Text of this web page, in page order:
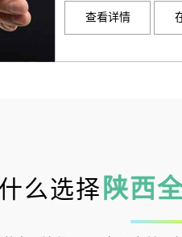
查看详情
么选择 陕西